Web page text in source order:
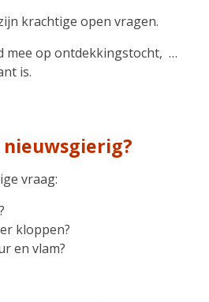
krachtige open vragen.
mee op ontdekkingstocht, …
is.
vraag:
kloppen?
en vlam?